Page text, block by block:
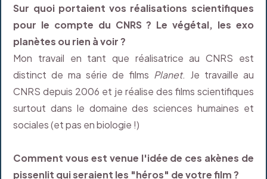
Sur quoi portaient vos réalisations scientifiques
pour le compte du CNRS ? Le végétal, les exo
planètes ou rien à voir ?
Mon travail en tant que réalisatrice au CNRS est
distinct de ma série de films Planet. Je travaille au
CNRS depuis 2006 et je réalise des films scientifiques
surtout dans le domaine des sciences humaines et
sociales (et pas en biologie !)
Comment vous est venue l'idée de ces akènes de
pissenlit qui seraient les "héros" de votre film ?